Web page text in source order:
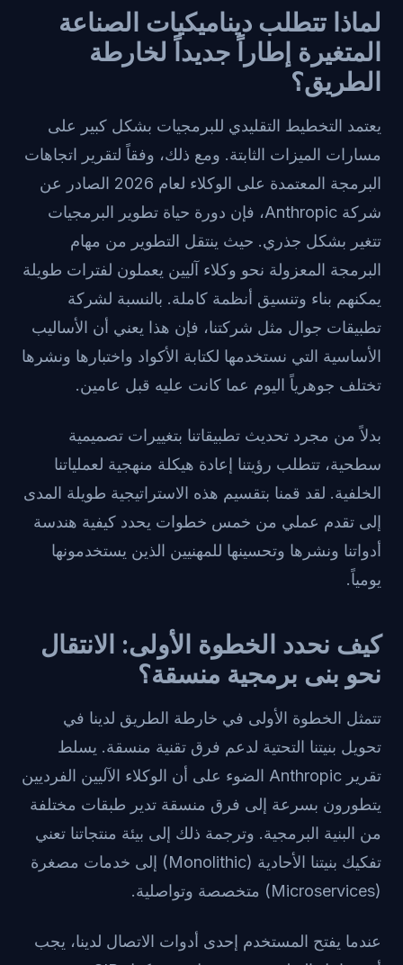
لماذا تتطلب ديناميكيات الصناعة
المتغيرة إطاراً جديداً لخارطة
الطريق؟
يعتمد التخطيط التقليدي للبرمجيات بشكل كبير على
مسارات الميزات الثابتة. ومع ذلك، وفقاً لتقرير اتجاهات
البرمجة المعتمدة على الوكلاء لعام 2026 الصادر عن
شركة Anthropic، فإن دورة حياة تطوير البرمجيات
تتغير بشكل جذري. حيث ينتقل التطوير من مهام
البرمجة المعزولة نحو وكلاء آليين يعملون لفترات طويلة
يمكنهم بناء وتنسيق أنظمة كاملة. بالنسبة لشركة
تطبيقات جوال مثل شركتنا، فإن هذا يعني أن الأساليب
الأساسية التي نستخدمها لكتابة الأكواد واختبارها ونشرها
تختلف جوهرياً اليوم عما كانت عليه قبل عامين.
بدلاً من مجرد تحديث تطبيقاتنا بتغييرات تصميمية
سطحية، تتطلب رؤيتنا إعادة هيكلة منهجية لعملياتنا
الخلفية. لقد قمنا بتقسيم هذه الاستراتيجية طويلة المدى
إلى تقدم عملي من خمس خطوات يحدد كيفية هندسة
أدواتنا ونشرها وتحسينها للمهنيين الذين يستخدمونها
يومياً.
كيف نحدد الخطوة الأولى: الانتقال
نحو بنى برمجية منسقة؟
تتمثل الخطوة الأولى في خارطة الطريق لدينا في
تحويل بنيتنا التحتية لدعم فرق تقنية منسقة. يسلط
تقرير Anthropic الضوء على أن الوكلاء الآليين الفرديين
يتطورون بسرعة إلى فرق منسقة تدير طبقات مختلفة
من البنية البرمجية. وترجمة ذلك إلى بيئة منتجاتنا تعني
تفكيك بنيتنا الأحادية (Monolithic) إلى خدمات مصغرة
(Microservices) متخصصة وتواصلية.
عندما يفتح المستخدم إحدى أدوات الاتصال لدينا، يجب